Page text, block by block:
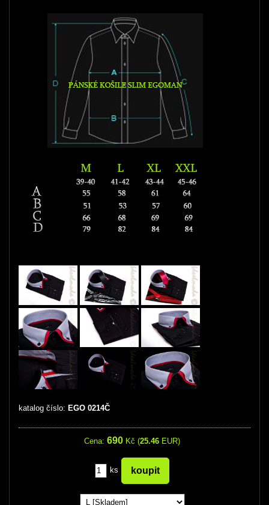
katalog číslo: EGO 0214Č
Cena: 690 Kč (25.46 EUR)
ks